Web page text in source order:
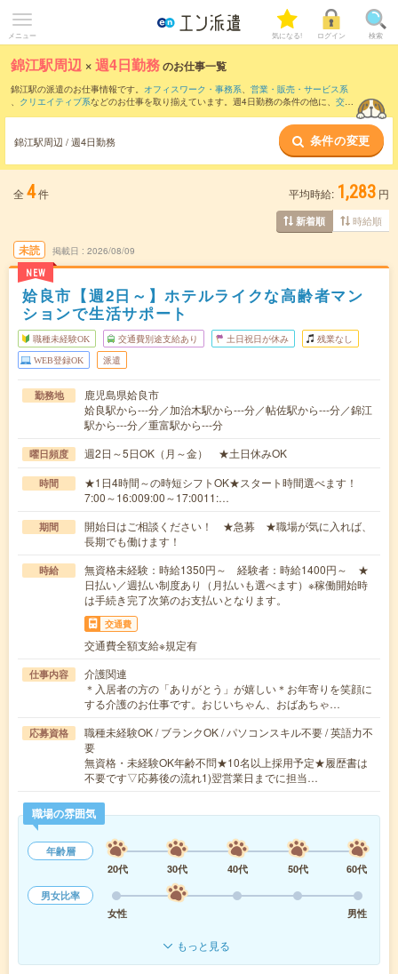
メニュー 気になる! ログイン 検索
錦江駅周辺 ×週4日勤務のお仕事一覧
錦江駅の派遣のお仕事情報です。 オフィスワーク・事務系、 営業・販売・サービス系
、 クリエイティブ系などのお仕事を取り揃えています。週4日勤務の条件の他に、 交通
錦江駅周辺 / 週4日勤務 条件の変更
全 4件 平均時給: 1,283 円
新着順 時給順
未読
NEW
掲載日 2026/08/09
姶良市【週2日～】ホテルライクな高齢者マン
ションで生活サポート
職種未経験OK 交通費別途支給あり 土日祝日が休み 残業なし
WEB登録OK 派遣
勤務地
鹿児島県姶良市
姶良駅から---分／加治木駅から---分／帖佐駅から---分／錦江
駅から---分／重富駅から---分
曜日頻度 週2日～5日OK（月～金） ★土日休みOK
時間
★1日4時間～の時短シフトOK★スタート時間選べます！
7:00～16:009:00～17:0011:…
期間
開始日はご相談ください！ ★急募 ★職場が気に入れば、
長期でも働けます！
時給
無資格未経験：時給1350円～ 経験者：時給1400円～ ★
日払い／週払い制度あり（月払いも選べます）※稼働開始時
は手続き完了次第のお支払いとなります。
交通費
交通費全額支給※規定有
仕事内容
介護関連
＊入居者の方の「ありがとう」が嬉しい＊お年寄りを笑顔に
する介護のお仕事です。おじいちゃん、おばあちゃ…
応募資格
職種未経験OK / ブランクOK / パソコンスキル不要 / 英語力不
要
無資格・未経験OK年齢不問★10名以上採用予定★履歴書は
不要です▽応募後の流れ1)翌営業日までに担当…
職場の雰囲気
年齢層
20代
30代 40代 50代
60代
男女比率
女性
男性
もっと見る